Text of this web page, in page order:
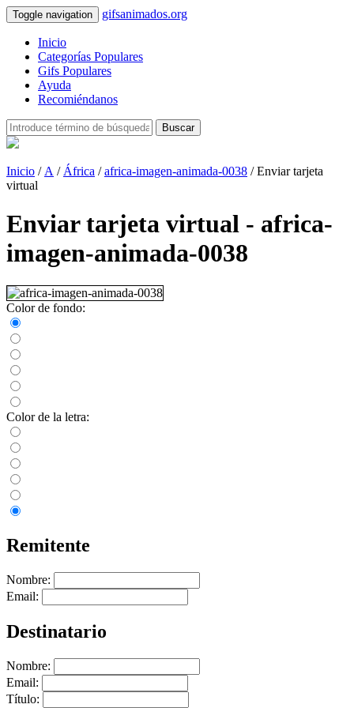
Toggle navigation gifsanimados.org
Inicio
Categorías Populares
Gifs Populares
Ayuda
Recomiéndanos
Buscar
Inicio / A / África /africa-imagen-animada-0038 / Enviar tarjeta
virtual
Enviar tarjeta virtual - africa-
imagen-animada-0038
Color de fondo:
Color de la letra:
Remitente
Nombre:
Email:
Destinatario
Nombre:
Email:
Título: